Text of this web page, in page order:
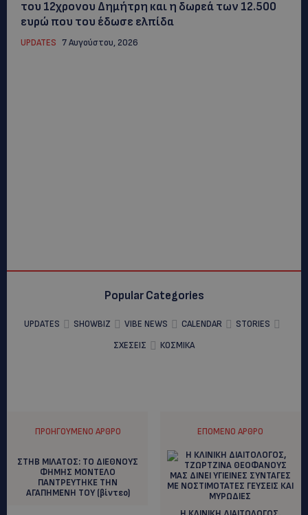
του 12χρονου Δημήτρη και η δωρεά των 12.500
ευρώ που του έδωσε ελπίδα
UPDATES 7 Αυγούστου, 2026
Popular Categories
UPDATES SHOWBIZ VIBE NEWS CALENDAR
STORIES
ΣΧΕΣΕΙΣ
ΚΟΣΜΙΚΑ
ΠΡΟΗΓΟΎΜΕΝΟ ΆΡΘΡΟ
ΣΤΗΒ ΜΙΛΑΤΟΣ: ΤΟ ΔΙΕΘΝΟΥΣ
ΦΗΜΗΣ ΜΟΝΤΕΛΟ
ΠΑΝΤΡΕΥΤΗΚΕ ΤΗΝ
ΑΓΑΠΗΜΕΝΗ ΤΟΥ (βίντεο)
ΕΠΌΜΕΝΟ ΆΡΘΡΟ